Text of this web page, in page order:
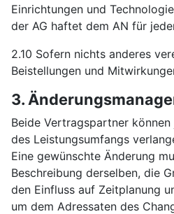
Einrichtungen und
der AG haftet dem AN für
2.10 Sofern nichts anderes
Beistellungen und
3.
Beide Vertragspartner
des Leistungsumfangs
Eine gewünschte Änderung
Beschreibung derselben, die
den Einfluss auf Zeitplanung
um dem Adressaten des